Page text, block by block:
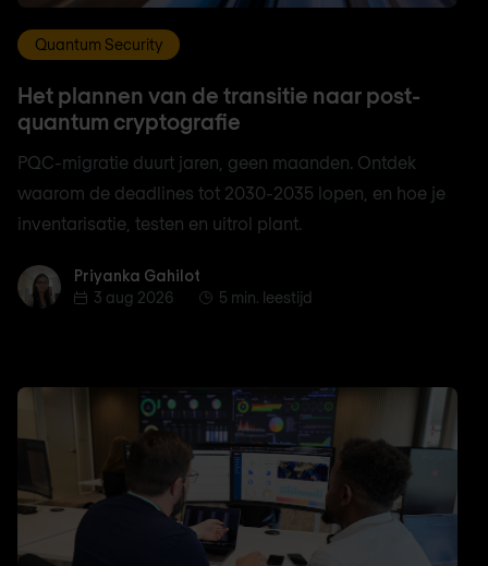
Quantum Security
Het plannen van de transitie naar post-
quantum cryptografie
PQC-migratie duurt jaren, geen maanden. Ontdek
waarom de deadlines tot 2030-2035 lopen, en hoe je
inventarisatie, testen en uitrol plant.
Priyanka Gahilot
Priyanka Gahilot
3 aug 2026
5 min. leestijd